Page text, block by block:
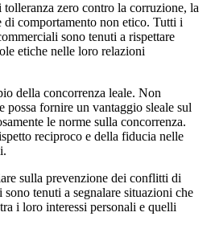
zero contro la corruzione, la
di comportamento non etico. Tutti i
sono tenuti a rispettare
etiche nelle loro relazioni
della concorrenza leale. Non
possa fornire un vantaggio sleale sul
le norme sulla concorrenza.
reciproco e della fiducia nelle
sulla prevenzione dei conflitti di
tenuti a segnalare situazioni che
i loro interessi personali e quelli